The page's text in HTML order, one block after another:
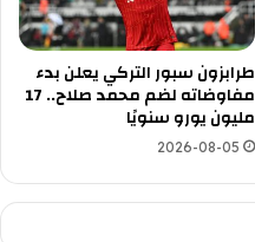
طرابزون سبور التركي يعلن بدء
مفاوضاته لضم محمد صلاح.. 17
مليون يورو سنويًا
2026-08-05